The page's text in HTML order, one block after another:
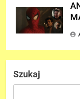
Szukaj